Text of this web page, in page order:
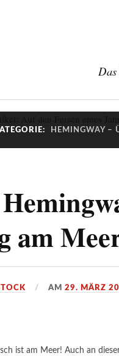
HEMINGWAY –
am
AM29. MÄRZ
ist am Meer! Auch an